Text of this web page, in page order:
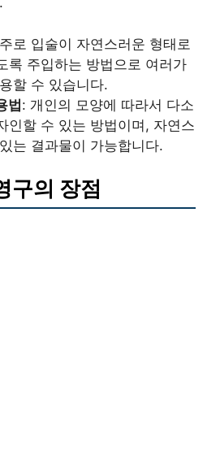
로 입술이 자연스러운 형태로
록 주입하는 방법으로 여러가
할 수 있습니다.
법: 개인의 모양에 따라서 다소
인할 수 있는 방법이며, 자연스
는 결과물이 가능합니다.
구의 장점